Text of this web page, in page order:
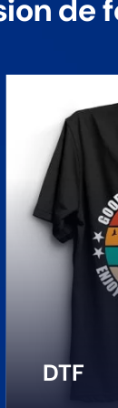
de
DTF
Obtenez
niveau
à notre
pour
couleurs